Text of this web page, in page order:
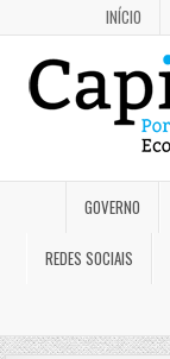
INÍCIO
GOVERNO
REDES SOCIAIS